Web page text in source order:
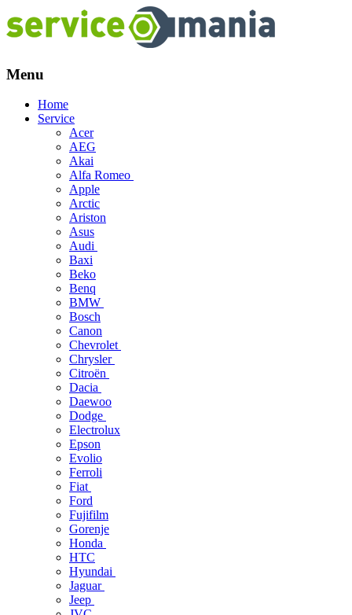
Menu
Skip
Home
Service
Acer
AEG
Akai
Alfa Romeo
Apple
Arctic
Ariston
Asus
Audi
Baxi
Beko
Benq
BMW
Bosch
Canon
Chevrolet
Chrysler
Citroën
Dacia
Daewoo
Dodge
Electrolux
Epson
Evolio
Ferroli
Fiat
Ford
Fujifilm
Gorenje
Honda
HTC
Hyundai
Jaguar
Jeep